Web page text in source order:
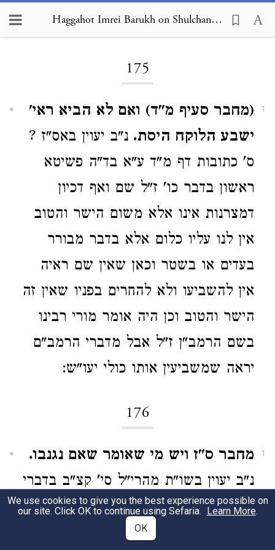
Haggahot Imrei Barukh on Shulchan Arukh, Choshen Mishpat 175
175
1
(מחבר סעיף מ"ד) ואם לא הביא ראי'
ישבע הלוקח היסת. נ"ב יעוין באס"ז ?
ס' כתובות דף מ"ד ע"א בד"ה פשיטא
ראשון בדבר כו' ז"ל שם ואף דכיון
דמצרנות אינו אלא משום הישר והטוב
אין לנו עליו כלום אלא בדבר מבורר
בעדים או בשטר וכאן שאין שם ראיה
אין להשביעו ולא להחרים בפניו שאין זה
הישר והטוב וכן היה אומר מורי רבינו
בשם הרמב"ן ז"ל אבל מדברי הרמב"ם
יראה שמשביעין אותו כולי יעו"ש:
176
1
מחבר ס"ז ויש מי שאומר שאם נגנבו.
נ"ב יעוין בשו"ת מהרי"ל סי' קצ"ב בדברי
השואל מהרא"י ז"ל:
We use cookies to give you the best experience possible on
our site. Click OK to continue using Sefaria. Learn More.
OK